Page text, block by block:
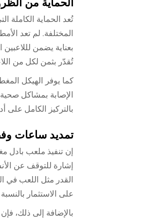
الحماية من
تُعد الحماية الكاملة
المختلفة. لم تعد
بعناية يضمن
تُقدّر بثمن لكل من
كما يوفر الهيكل
الإصابة بمشاكل
بالتركيز الكامل على
تمديد ساعات
إن تنفيذ ملعب بادل
إشارة للتوقف عن
القدر مثل اللعب في
على الاستثمار
بالإضافة إلى ذلك،